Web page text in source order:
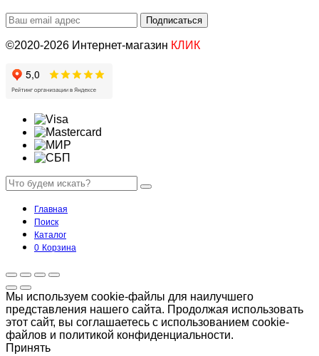
©2020-2026 Интернет-магазин КЛИК
Главная
Поиск
Каталог
0 Корзина
Мы используем cookie-файлы для наилучшего
представления нашего сайта. Продолжая использовать
этот сайт, вы соглашаетесь с использованием cookie-
файлов и политикой конфиденциальности.
Принять